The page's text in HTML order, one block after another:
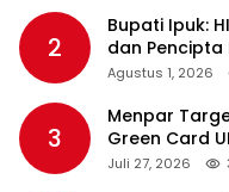
2
Bupati Ipuk:
dan Pencipta
Agustus 1, 2026
3
Menpar
Green Card
2026
Juli 27, 2026